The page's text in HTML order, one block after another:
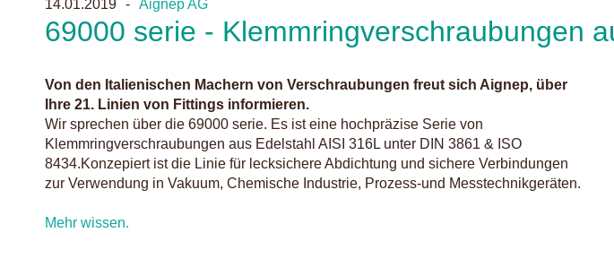
14.01.2019 Aignep AG
69000 serie - Klemmringverschraubungen
Von den Italienischen Machern von Verschraubungen freut sich Aignep, über
Ihre 21. Linien von Fittings informieren.
Wir sprechen über die 69000 serie. Es ist eine hochpräzise Serie von
Klemmringverschraubungen aus Edelstahl AISI 316L unter DIN 3861 & ISO
8434.Konzepiert ist die Linie für lecksichere Abdichtung und sichere Verbindungen
zur Verwendung in Vakuum, Chemische Industrie, Prozess-und Messtechnikgeräten.
Mehr wissen.